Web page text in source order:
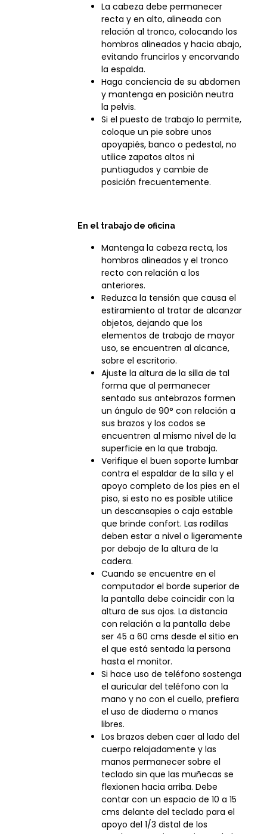
La cabeza debe permanecer
recta y en alto, alineada con
relación al tronco, colocando los
hombros alineados y hacia abajo,
evitando fruncirlos y encorvando
la espalda.
Haga conciencia de su abdomen
y mantenga en posición neutra
la pelvis.
Si el puesto de trabajo lo permite,
coloque un pie sobre unos
apoyapiés, banco o pedestal, no
utilice zapatos altos ni
puntiagudos y cambie de
posición frecuentemente.
En el trabajo de oficina
Mantenga la cabeza recta, los
hombros alineados y el tronco
recto con relación a los
anteriores.
Reduzca la tensión que causa el
estiramiento al tratar de alcanzar
objetos, dejando que los
elementos de trabajo de mayor
uso, se encuentren al alcance,
sobre el escritorio.
Ajuste la altura de la silla de tal
forma que al permanecer
sentado sus antebrazos formen
un ángulo de 90° con relación a
sus brazos y los codos se
encuentren al mismo nivel de la
superficie en la que trabaja.
Verifique el buen soporte lumbar
contra el espaldar de la silla y el
apoyo completo de los pies en el
piso, si esto no es posible utilice
un descansapies o caja estable
que brinde confort. Las rodillas
deben estar a nivel o ligeramente
por debajo de la altura de la
cadera.
Cuando se encuentre en el
computador el borde superior de
la pantalla debe coincidir con la
altura de sus ojos. La distancia
con relación a la pantalla debe
ser 45 a 60 cms desde el sitio en
el que está sentada la persona
hasta el monitor.
Si hace uso de teléfono sostenga
el auricular del teléfono con la
mano y no con el cuello, prefiera
el uso de diadema o manos
libres.
Los brazos deben caer al lado del
cuerpo relajadamente y las
manos permanecer sobre el
teclado sin que las muñecas se
flexionen hacia arriba. Debe
contar con un espacio de 10 a 15
cms delante del teclado para el
apoyo del 1/3 distal de los